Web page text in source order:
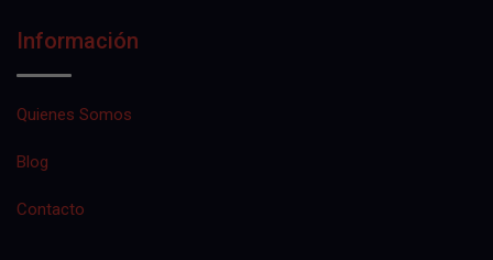
Información
Quienes Somos
Blog
Contacto